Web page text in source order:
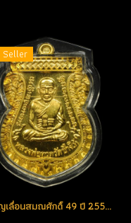
Seller
เหรียญเลื่อนสมณศักดิ์ 49 ปี 2553 เนื้อทองคำ No.42 สวยแชมป์ (ขายแล้ว)